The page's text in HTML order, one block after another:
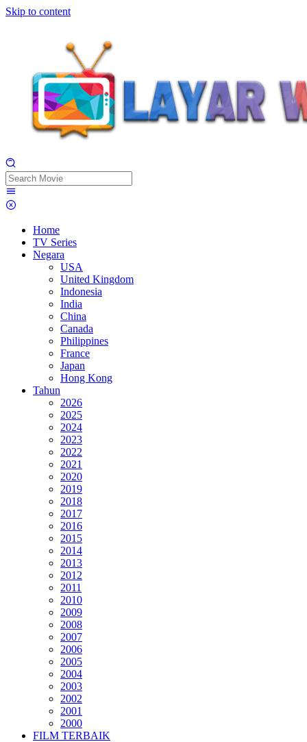
Skip to content
Home
TV Series
Negara
USA
United Kingdom
Indonesia
India
China
Canada
Philippines
France
Japan
Hong Kong
Tahun
2026
2025
2024
2023
2022
2021
2020
2019
2018
2017
2016
2015
2014
2013
2012
2011
2010
2009
2008
2007
2006
2005
2004
2003
2002
2001
2000
FILM TERBAIK